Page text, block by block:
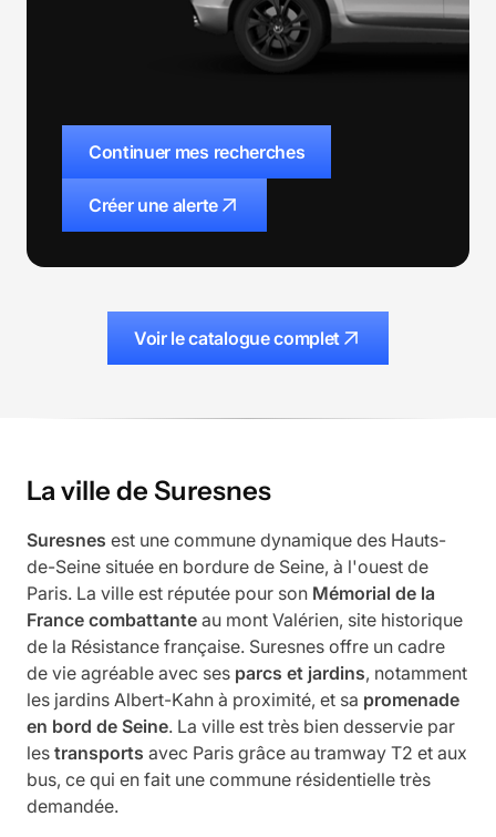
Continuer mes recherches
Créer une alerte
Voir le catalogue complet
La ville de Suresnes
Suresnes est une commune dynamique des Hauts-
de-Seine située en bordure de Seine, à l'ouest de
Paris. La ville est réputée pour son Mémorial de la
France combattante au mont Valérien, site historique
de la Résistance française. Suresnes offre un cadre
de vie agréable avec ses parcs et jardins, notamment
les jardins Albert-Kahn à proximité, et sa promenade
en bord de Seine. La ville est très bien desservie par
les transports avec Paris grâce au tramway T2 et aux
bus, ce qui en fait une commune résidentielle très
demandée.